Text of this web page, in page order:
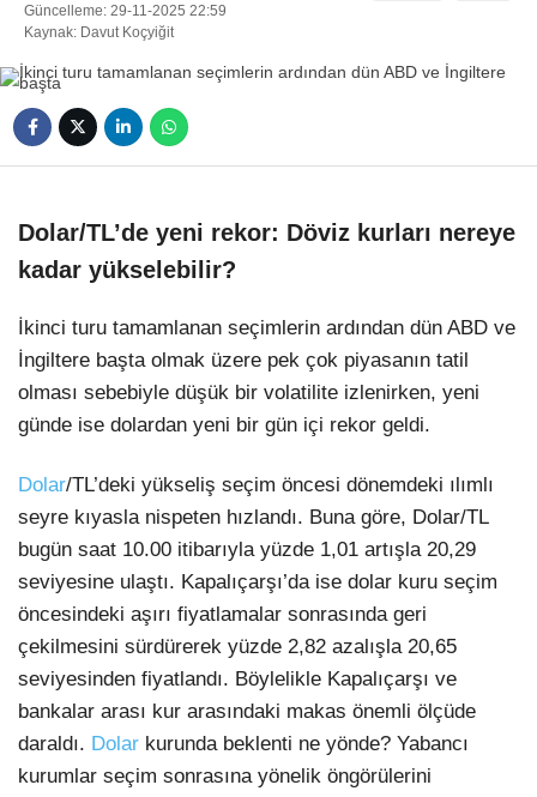
Güncelleme: 29-11-2025 22:59
Kaynak: Davut Koçyiğit
Dolar/TL’de yeni rekor: Döviz kurları nereye
kadar yükselebilir?
İkinci turu tamamlanan seçimlerin ardından dün ABD ve
İngiltere başta olmak üzere pek çok piyasanın tatil
olması sebebiyle düşük bir volatilite izlenirken, yeni
günde ise dolardan yeni bir gün içi rekor geldi.
Dolar/TL’deki yükseliş seçim öncesi dönemdeki ılımlı
seyre kıyasla nispeten hızlandı. Buna göre, Dolar/TL
bugün saat 10.00 itibarıyla yüzde 1,01 artışla 20,29
seviyesine ulaştı. Kapalıçarşı’da ise dolar kuru seçim
öncesindeki aşırı fiyatlamalar sonrasında geri
çekilmesini sürdürerek yüzde 2,82 azalışla 20,65
seviyesinden fiyatlandı. Böylelikle Kapalıçarşı ve
bankalar arası kur arasındaki makas önemli ölçüde
daraldı. Dolar kurunda beklenti ne yönde? Yabancı
kurumlar seçim sonrasına yönelik öngörülerini